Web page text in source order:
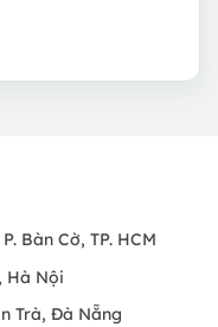
Bàn Cờ, TP. HCM
Hà Nội
Trà, Đà Nẵng